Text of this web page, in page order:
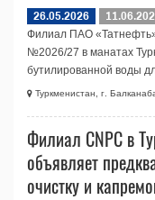
26.05.2026
Филиал ПАО
№2026/27 в манатах
бутилированной воды
Туркменистан, г.
Филиал CNPC в
объявляет
очистку и